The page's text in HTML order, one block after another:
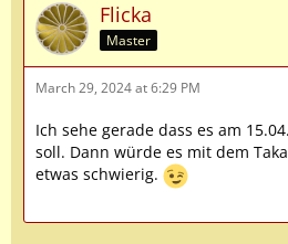
Flicka
Master
March 29, 2024 at 6:29 PM
Ich sehe gerade dass es am
soll. Dann würde es mit dem
etwas schwierig.